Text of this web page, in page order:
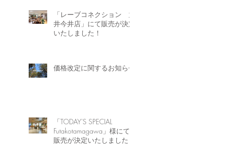
「レーブコネクション 丸
井今井店」にて販売が決定
いたしました！
価格改定に関するお知らせ
「TODAY'S SPECIAL
Futakotamagawa」様にて
販売が決定いたしました！